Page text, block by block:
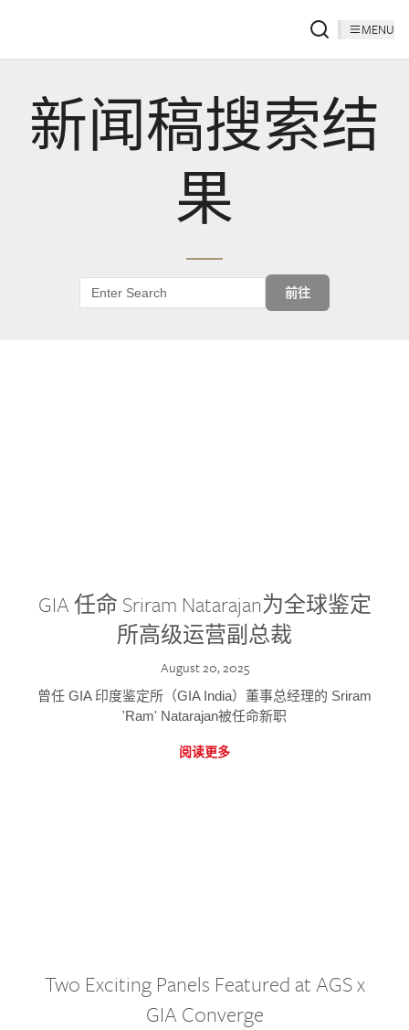
MENU
新闻稿搜索结
果
前往
GIA 任命 Sriram Natarajan为全球鉴定
所高级运营副总裁
August 20, 2025
曾任 GIA 印度鉴定所（GIA India）董事总经理的 Sriram
'Ram' Natarajan被任命新职
阅读更多
Two Exciting Panels Featured at AGS x
GIA Converge